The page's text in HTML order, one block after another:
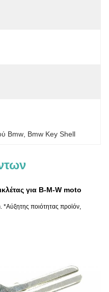
Bmw Bmw Key Shell
για B-M-W moto
ποιότητας προϊόν,